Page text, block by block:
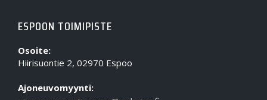
ESPOON TOIMIPISTE
Osoite:
Hiirisuontie 2, 02970 Espoo
Ajoneuvomyynti: